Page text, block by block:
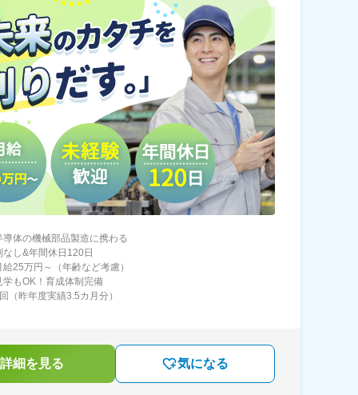
導体の機械部品製造に携わる
なし&年間休日120日
25万円～（年齢など考慮）
学もOK！育成体制完備
（昨年度実績3.5カ月分）
細を見る 気になる